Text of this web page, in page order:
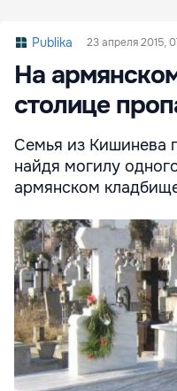
Publika 23 апреля 2015,
На
столице
Семья из Кишинева
найдя могилу
армянском